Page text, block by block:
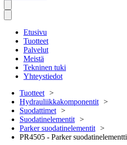
Etusivu
Tuotteet
Palvelut
Meistä
Tekninen tuki
Yhteystiedot
Tuotteet
Hydrauliikkakomponentit
Suodattimet
Suodatinelementit
Parker suodatinelementit
PR4505 - Parker suodatinelementti